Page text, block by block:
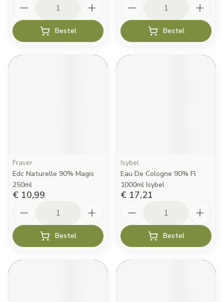
Bestel Bestel
Fraver
Edc Naturelle 90% Magis
250ml
€ 10,99
Bestel
Isybel
Eau De Cologne 90% Fl
1000ml Isybel
€ 17,21
Bestel